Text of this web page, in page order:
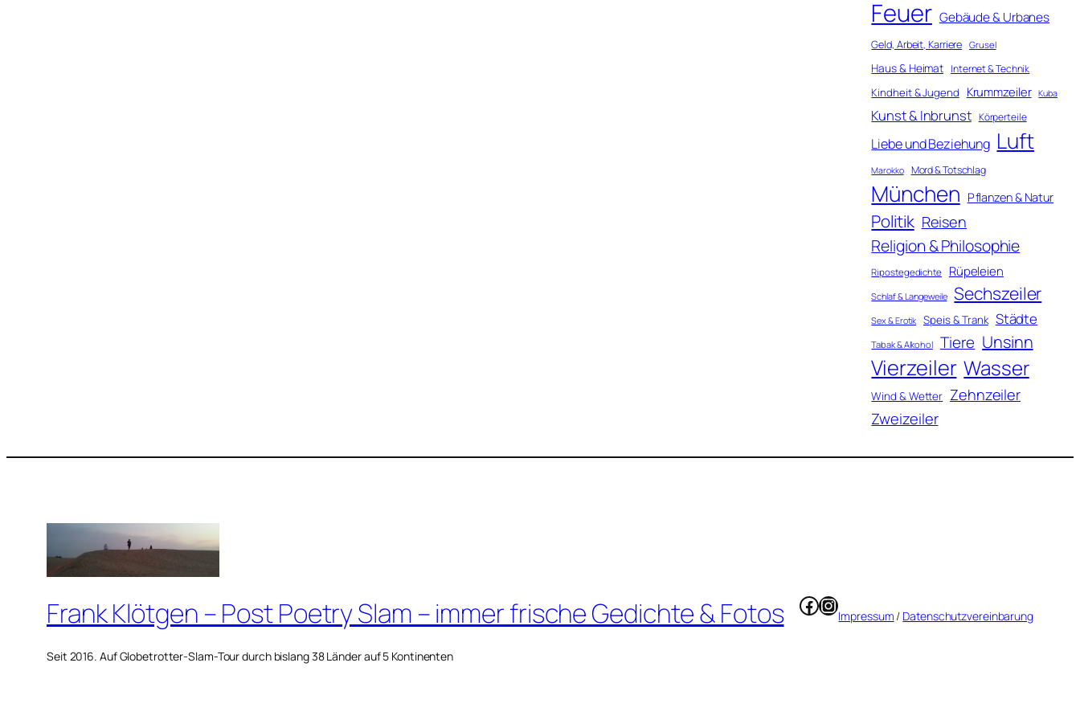
Feuer Gebäude & Urbanes
Geld, Arbeit, Karriere Grusel
Haus & Heimat Internet & Technik
Kindheit & Jugend Krummzeiler Kuba
Kunst & Inbrunst Körperteile
Liebe und Beziehung Luft
Marokko Mord & Totschlag
München Pflanzen & Natur
Politik Reisen
Religion & Philosophie
Ripostegedichte Rüpeleien
Schlaf & Langeweile Sechszeiler
Sex & Erotik Speis & Trank Städte
Tabak & Alkohol Tiere Unsinn
Vierzeiler Wasser
Wind & Wetter Zehnzeiler
Zweizeiler
Frank Klötgen – Post Poetry Slam – immer frische Gedichte & Fotos
Seit 2016. Auf Globetrotter-Slam-Tour durch bislang 38 Länder auf 5 Kontinenten
Facebook
Instagram
Impressum / Datenschutzvereinbarung